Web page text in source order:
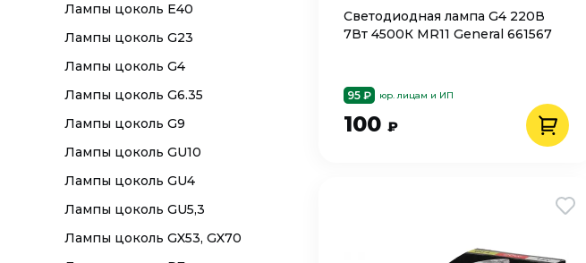
Лампы цоколь E40
Лампы цоколь G23
Лампы цоколь G4
Лампы цоколь G6.35
Лампы цоколь G9
Лампы цоколь GU10
Лампы цоколь GU4
Лампы цоколь GU5,3
Лампы цоколь GX53, GX70
Светодиодная лампа G4 220В
7Вт 4500К MR11 General 661567
95 ₽ юр. лицам и ИП
100 ₽